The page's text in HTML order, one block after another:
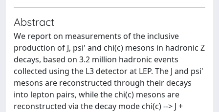
Abstract
We report on measurements of the inclusive
production of J, psi' and chi(c) mesons in hadronic Z
decays, based on 3.2 million hadronic events
collected using the L3 detector at LEP. The J and psi'
mesons are reconstructed through their decays
into lepton pairs, while the chi(c) mesons are
reconstructed via the decay mode chi(c) --> J +